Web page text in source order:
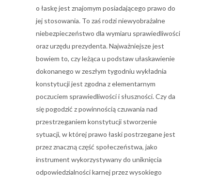
o łaskę jest znajomym posiadającego prawo do
jej stosowania. To zaś rodzi niewyobrażalne
niebezpieczeństwo dla wymiaru sprawiedliwości
oraz urzędu prezydenta. Najważniejsze jest
bowiem to, czy leżąca u podstaw ułaskawienie
dokonanego w zeszłym tygodniu wykładnia
konstytucji jest zgodna z elementarnym
poczuciem sprawiedliwości i słuszności. Czy da
się pogodzić z powinnością czuwania nad
przestrzeganiem konstytucji stworzenie
sytuacji, w której prawo łaski postrzegane jest
przez znaczną część społeczeństwa, jako
instrument wykorzystywany do uniknięcia
odpowiedzialności karnej przez wysokiego